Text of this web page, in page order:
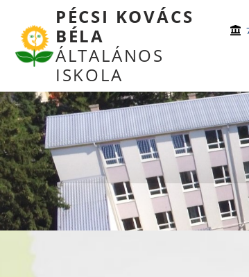
PÉCSI KOVÁCS
BÉLA
ÁLTALÁNOS
ISKOLA